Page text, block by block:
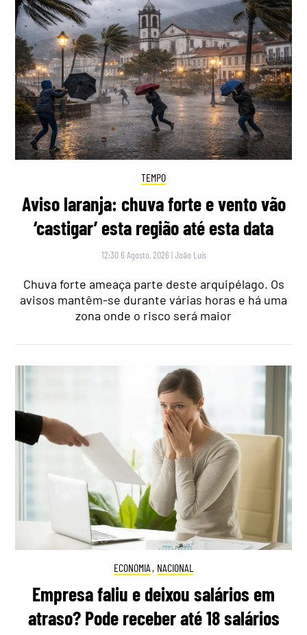
TEMPO
Aviso laranja: chuva forte e vento vão
‘castigar’ esta região até esta data
12:30 6 Agosto, 2026 |João Luís
Chuva forte ameaça parte deste arquipélago. Os
avisos mantêm-se durante várias horas e há uma
zona onde o risco será maior
ECONOMIA , NACIONAL
Empresa faliu e deixou salários em
atraso? Pode receber até 18 salários